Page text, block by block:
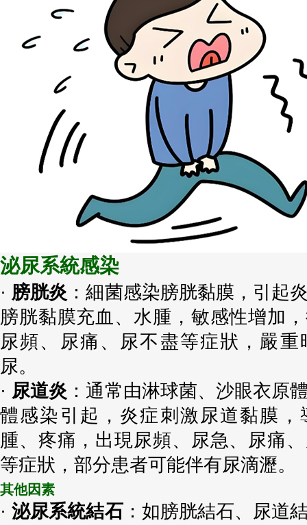
泌尿系統感染
· 膀胱炎 ：細菌感染膀胱黏膜，引起
膀胱黏膜充血、水腫，敏感性增加
尿頻、尿痛、尿不盡等症狀，嚴重
尿。
· 尿道炎 ：通常由淋球菌、沙眼衣原
體感染引起，炎症刺激尿道黏膜，
腫、疼痛，出現尿頻、尿急、尿痛
等症狀，部分患者可能伴有尿滴瀝。
其他因素
·泌尿系統結石：如膀胱結石、尿道